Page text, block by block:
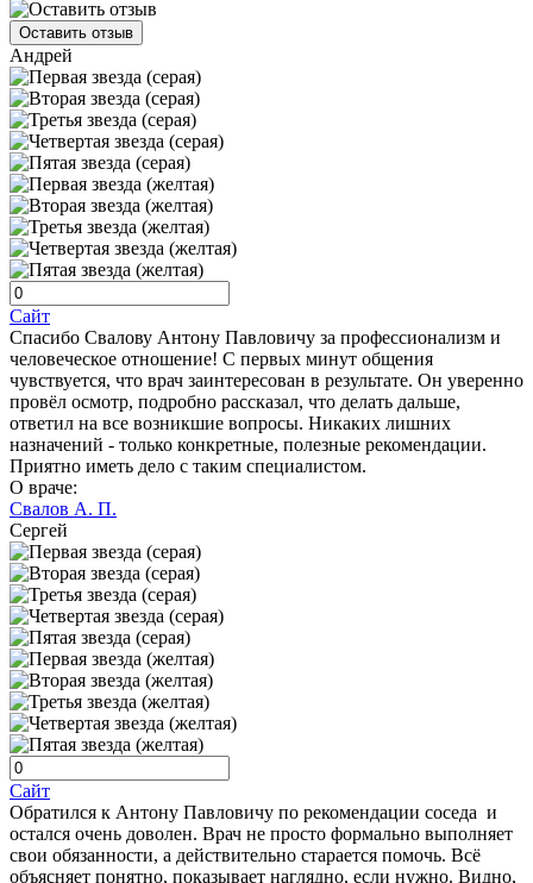
Оставить отзыв
Андрей
Сайт
Спасибо Свалову Антону Павловичу за профессионализм и
человеческое отношение! С первых минут общения
чувствуется, что врач заинтересован в результате. Он уверенно
провёл осмотр, подробно рассказал, что делать дальше,
ответил на все возникшие вопросы. Никаких лишних
назначений - только конкретные, полезные рекомендации.
Приятно иметь дело с таким специалистом.
О враче:
Свалов А. П.
Сергей
Сайт
Обратился к Антону Павловичу по рекомендации соседа и
остался очень доволен. Врач не просто формально выполняет
свои обязанности, а действительно старается помочь. Всё
объясняет понятно, показывает наглядно, если нужно. Видно,